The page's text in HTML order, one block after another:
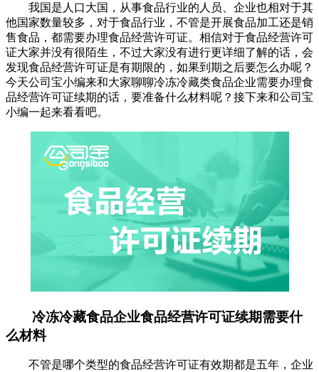
我国是人口大国，从事食品行业的人员、企业也相对于其
他国家数量较多，对于食品行业，不管是开展食品加工还是销
售食品，都需要办理食品经营许可证。相信对于食品经营许可
证大家并没有很陌生，不过大家没有进行更详细了解的话，会
发现食品经营许可证是有期限的，如果到期之后要怎么办呢？
今天公司宝小编来和大家聊聊冷冻冷藏类食品企业需要办理食
品经营许可证续期的话，要准备什么材料呢？接下来和公司宝
小编一起来看看吧。
冷冻冷藏食品企业食品经营许可证续期需要什
么材料
不管是哪个类型的食品经营许可证有效期都是五年，企业